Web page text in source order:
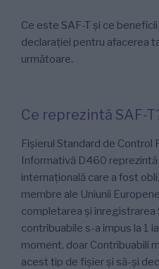
Ce este SAF-T și ce
declarației pentru afacerea
următoare.
Ce reprezintă SAF-
Fișierul Standard de Control
Informativă D460
internațională care a fost
membre ale Uniunii
completarea și înregistrarea
contribuabile s-a impus la 1
moment, doar Contribuabili
acest tip de fișier și să-și